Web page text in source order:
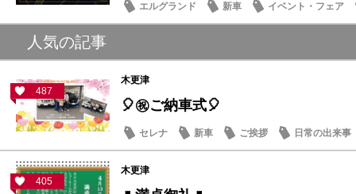
エルグランド 新車 イベント・フェア
人気の記事
487
木更津
🎈㊗ご納車式🎈
セレナ 新車 ご挨拶 日常の出来事
405
木更津